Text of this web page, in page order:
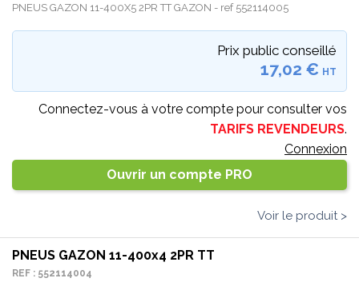
PNEUS GAZON 11-400X5 2PR TT GAZON - ref 552114005
Prix public conseillé
17,02 € HT
Connectez-vous à votre compte pour consulter vos
TARIFS REVENDEURS.
Connexion
Ouvrir un compte PRO
Voir le produit >
PNEUS GAZON 11-400x4 2PR TT
REF : 552114004